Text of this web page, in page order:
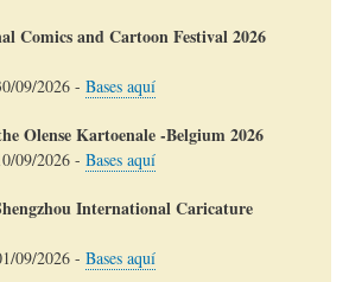
Comics and Cartoon Festival 2026
09/2026 - Bases aquí
Olense Kartoenale -Belgium 2026
09/2026 - Bases aquí
International Caricature
09/2026 - Bases aquí